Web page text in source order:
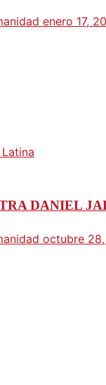
enero 17,
DANIEL
octubre